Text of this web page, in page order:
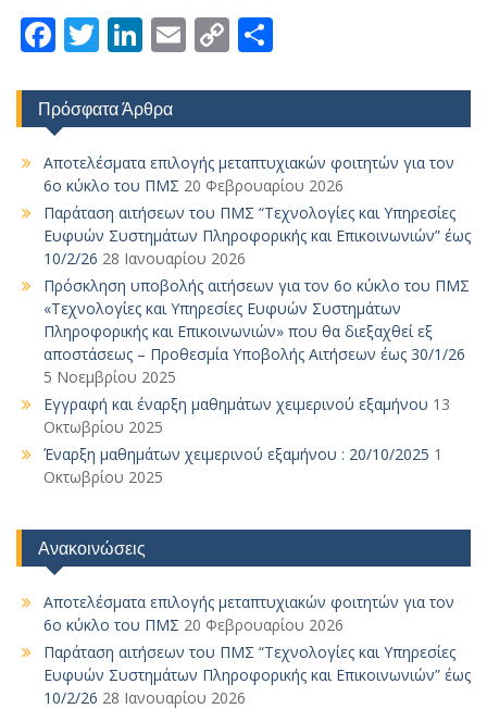
F
ac
e
b
o
o
k
T
w
itt
er
Li
n
k
e
dI
n
E
m
ai
l
C
o
p
y
Li
n
k
ρ
α
σ
τε
ίτ
ε
Πρόσφατα Άρθρα
Αποτελέσματα επιλογής μεταπτυχιακών φοιτητών για τον
6ο κύκλο του ΠΜΣ 20 Φεβρουαρίου 2026
Παράταση αιτήσεων του ΠΜΣ “Τεχνολογίες και Υπηρεσίες
Ευφυών Συστημάτων Πληροφορικής και Επικοινωνιών” έως
10/2/26 28 Ιανουαρίου 2026
Πρόσκληση υποβολής αιτήσεων για τον 6ο κύκλο του ΠΜΣ
«Τεχνολογίες και Υπηρεσίες Ευφυών Συστημάτων
Πληροφορικής και Επικοινωνιών» που θα διεξαχθεί εξ
αποστάσεως – Προθεσμία Υποβολής Αιτήσεων έως 30/1/26
5 Νοεμβρίου 2025
Εγγραφή και έναρξη μαθημάτων χειμερινού εξαμήνου 13
Οκτωβρίου 2025
Έναρξη μαθημάτων χειμερινού εξαμήνου : 20/10/2025 1
Οκτωβρίου 2025
Ανακοινώσεις
Αποτελέσματα επιλογής μεταπτυχιακών φοιτητών για τον
6ο κύκλο του ΠΜΣ 20 Φεβρουαρίου 2026
Παράταση αιτήσεων του ΠΜΣ “Τεχνολογίες και Υπηρεσίες
Ευφυών Συστημάτων Πληροφορικής και Επικοινωνιών” έως
10/2/26 28 Ιανουαρίου 2026